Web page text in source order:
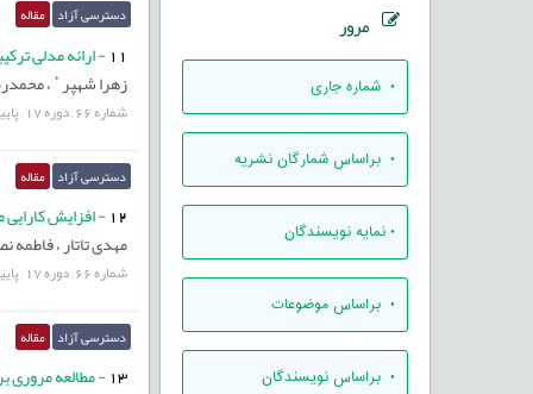
مرور
• شماره جاری
• براساس شمارگان نشریه
• نمایه نویسندگان
• براساس موضوعات
• براساس نویسندگان
دسترسی آزاد مقاله
11
-ارائه مدلی
زهرا شهپر*،
شماره66
,دوره17
,
دسترسی آزاد مقاله
12
-افزايش
مهدی تاتار ،فاطمه
شماره66
,دوره17
,
دسترسی آزاد مقاله
13
-مطالعه